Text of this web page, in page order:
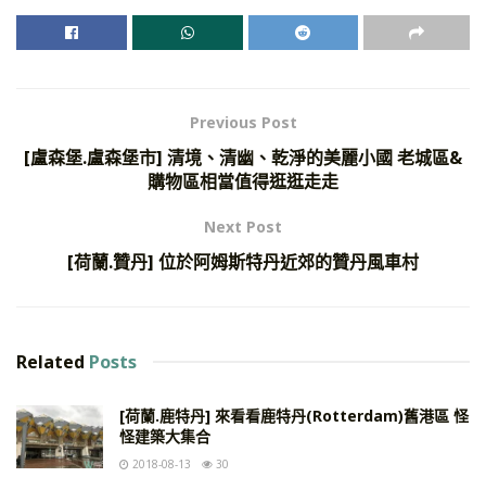
Previous Post
[盧森堡.盧森堡市] 清境、清幽、乾淨的美麗小國 老城區&
購物區相當值得逛逛走走
Next Post
[荷蘭.贊丹] 位於阿姆斯特丹近郊的贊丹風車村
Related Posts
[荷蘭.鹿特丹] 來看看鹿特丹(Rotterdam)舊港區 怪
怪建築大集合
2018-08-13 30